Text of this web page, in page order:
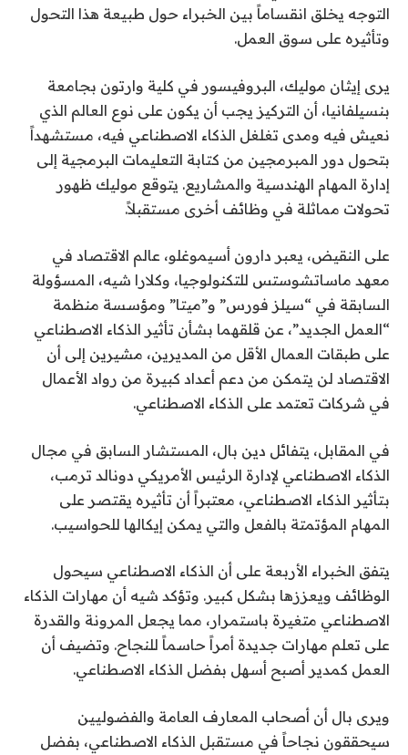
التوجه يخلق انقساماً بين الخبراء حول طبيعة هذا التحول
وتأثيره على سوق العمل.
يرى إيثان موليك، البروفيسور في كلية وارتون بجامعة
بنسيلفانيا، أن التركيز يجب أن يكون على نوع العالم الذي
نعيش فيه ومدى تغلغل الذكاء الاصطناعي فيه، مستشهداً
بتحول دور المبرمجين من كتابة التعليمات البرمجية إلى
إدارة المهام الهندسية والمشاريع. يتوقع موليك ظهور
تحولات مماثلة في وظائف أخرى مستقبلاً.
على النقيض، يعبر دارون أسيموغلو، عالم الاقتصاد في
معهد ماساتشوستس للتكنولوجيا، وكلارا شيه، المسؤولة
السابقة في “سيلز فورس” و”ميتا” ومؤسسة منظمة
“العمل الجديد”، عن قلقهما بشأن تأثير الذكاء الاصطناعي
على طبقات العمال الأقل من المديرين، مشيرين إلى أن
الاقتصاد لن يتمكن من دعم أعداد كبيرة من رواد الأعمال
في شركات تعتمد على الذكاء الاصطناعي.
في المقابل، يتفائل دين بال، المستشار السابق في مجال
الذكاء الاصطناعي لإدارة الرئيس الأمريكي دونالد ترمب،
بتأثير الذكاء الاصطناعي، معتبراً أن تأثيره يقتصر على
المهام المؤتمتة بالفعل والتي يمكن إيكالها للحواسيب.
يتفق الخبراء الأربعة على أن الذكاء الاصطناعي سيحول
الوظائف ويعززها بشكل كبير. وتؤكد شيه أن مهارات الذكاء
الاصطناعي متغيرة باستمرار، مما يجعل المرونة والقدرة
على تعلم مهارات جديدة أمراً حاسماً للنجاح. وتضيف أن
العمل كمدير أصبح أسهل بفضل الذكاء الاصطناعي.
ويرى بال أن أصحاب المعارف العامة والفضوليين
سيحققون نجاحاً في مستقبل الذكاء الاصطناعي، بفضل